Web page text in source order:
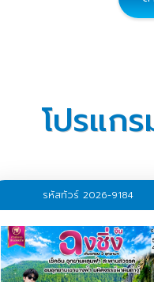
โปรแก
รหัสทัวร์ 2026-9184